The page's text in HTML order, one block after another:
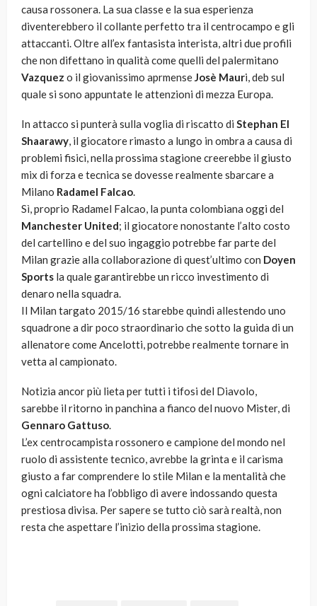
causa rossonera. La sua classe e la sua esperienza
diventerebbero il collante perfetto tra il centrocampo e gli
attaccanti. Oltre all’ex fantasista interista, altri due profili
che non difettano in qualità come quelli del palermitano
Vazquez o il giovanissimo aprmenseJosè Mauri, deb sul
quale si sono appuntate le attenzioni di mezza Europa.
In attacco si punterà sulla voglia di riscatto di Stephan El
Shaarawy, il giocatore rimasto a lungo in ombra a causa di
problemi fisici, nella prossima stagione creerebbe il giusto
mix di forza e tecnica se dovesse realmente sbarcare a
Milano Radamel Falcao.
Sì, proprio Radamel Falcao, la punta colombiana oggi del
Manchester United; il giocatore nonostante l’alto costo
del cartellino e del suo ingaggio potrebbe far parte del
Milan grazie alla collaborazione di quest’ultimo con Doyen
Sports la quale garantirebbe un ricco investimento di
denaro nella squadra.
Il Milan targato 2015/16 starebbe quindi allestendo uno
squadrone a dir poco straordinario che sotto la guida di un
allenatore come Ancelotti, potrebbe realmente tornare in
vetta al campionato.
Notizia ancor più lieta per tutti i tifosi del Diavolo,
sarebbe il ritorno in panchina a fianco del nuovo Mister, di
Gennaro Gattuso.
L’ex centrocampista rossonero e campione del mondo nel
ruolo di assistente tecnico, avrebbe la grinta e il carisma
giusto a far comprendere lo stile Milan e la mentalità che
ogni calciatore ha l’obbligo di avere indossando questa
prestiosa divisa. Per sapere se tutto ciò sarà realtà, non
resta che aspettare l’inizio della prossima stagione.